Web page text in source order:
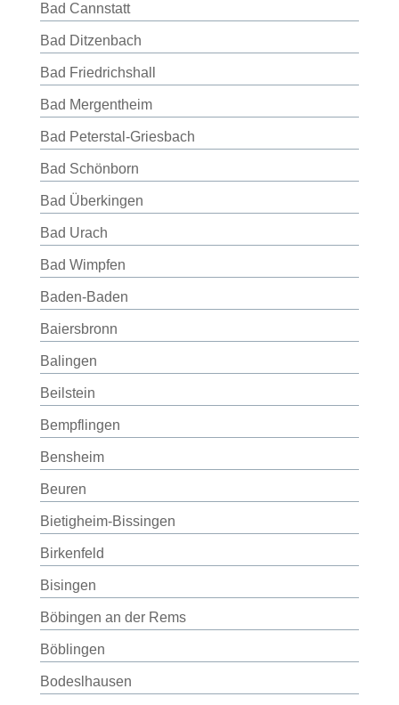
Bad Cannstatt
Bad Ditzenbach
Bad Friedrichshall
Bad Mergentheim
Bad Peterstal-Griesbach
Bad Schönborn
Bad Überkingen
Bad Urach
Bad Wimpfen
Baden-Baden
Baiersbronn
Balingen
Beilstein
Bempflingen
Bensheim
Beuren
Bietigheim-Bissingen
Birkenfeld
Bisingen
Böbingen an der Rems
Böblingen
Bodeslhausen